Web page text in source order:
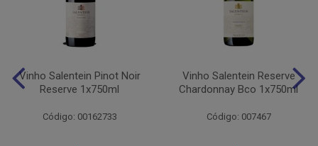
Vinho Salentein Pinot Noir
Reserve 1x750ml
Código: 00162733
Vinho Salentein Reserve
Chardonnay Bco 1x750ml
Código: 007467